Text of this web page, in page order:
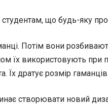
студентам, що будь-яку
Потім вони
їх використовують при
дратує розмір
створювати новий